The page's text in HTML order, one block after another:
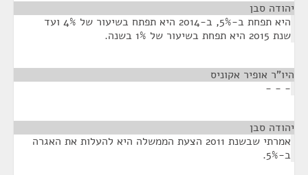
יהודה סבן
היא תפחת ב-5%, ב-2014 היא תפתח בשיעור של 4% ועד
שנת 2015 היא תפחת בשיעור של 1% בשנה.
היו"ר אופיר אקוניס
- - -
יהודה סבן
אמרתי שבשנת 2011 הצעת הממשלה היא להעלות את האגרה
ב-5%.